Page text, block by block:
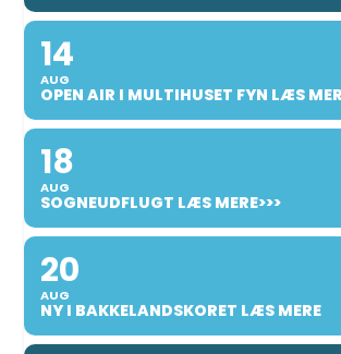
14
AUG
OPEN AIR I MULTIHUSET FYN LÆS
18
AUG
SOGNEUDFLUGT LÆS MERE>>>
20
AUG
NY I BAKKELANDSKORET LÆS MERE